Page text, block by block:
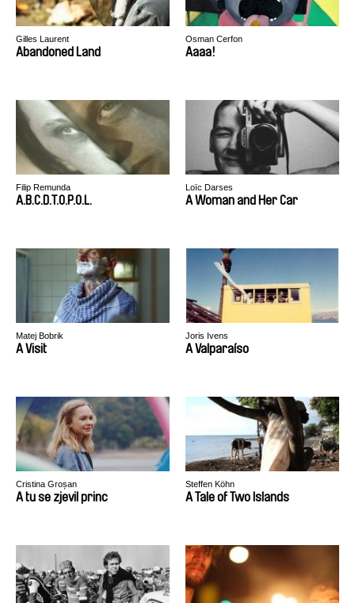
Gilles Laurent
Abandoned Land
Osman Cerfon
Aaaa!
Filip Remunda
A.B.C.D.T.O.P.O.L.
Loïc Darses
A Woman and Her Car
Matej Bobrik
A Visit
Joris Ivens
A Valparaíso
Cristina Groșan
A tu se zjevil princ
Steffen Köhn
A Tale of Two Islands